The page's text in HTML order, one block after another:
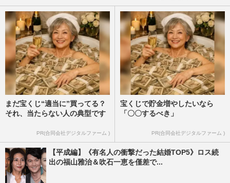
まだ宝くじ“適当に”買ってる？
それ、当たらない人の典型です
PR(合同会社デジタルファーム )
宝くじで貯金増やしたいなら
「〇〇するべき」
PR(合同会社デジタルファーム )
【平成編】《有名人の衝撃だった結婚TOP5》ロス続
出の福山雅治＆吹石一恵を僅差で...